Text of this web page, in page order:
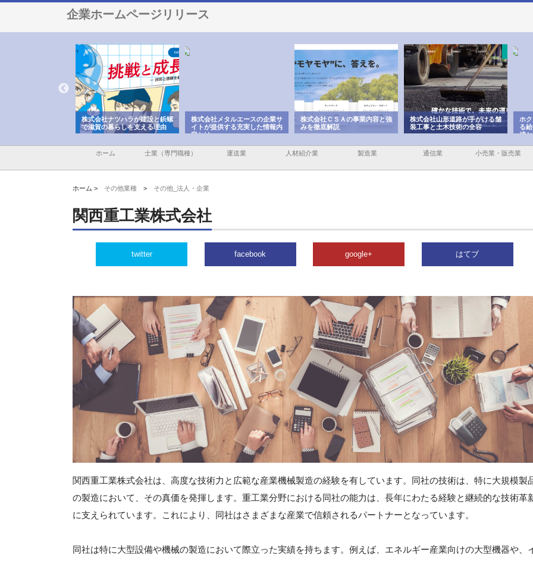
企業ホームページリリース
株式会社ナツハラが建設と鋲螺
で滋賀の暮らしを支える理由
株式会社メタルエースの企業サ
イトが提供する充実した情報内
容とは
株式会社ＣＳＡの事業内容と強
みを徹底解説
株式会社山形道路が手がける舗
装工事と土木技術の全容
ホ
る
績
ホーム 士業（専門職種） 運送業 人材紹介業 製造業 通信業 小売業・販売業
ホーム > その他業種 > その他_法人・企業
関西重工業株式会社
twitter facebook google+ はてブ
関西重工業株式会社は、高度な技術力と広範な産業機械製造の経験を有しています。同社の技術は、特に大規模製
の製造において、その真価を発揮します。重工業分野における同社の能力は、長年にわたる経験と継続的な技術革
に支えられています。これにより、同社はさまざまな産業で信頼されるパートナーとなっています。
同社は特に大型設備や機械の製造において際立った実績を持ちます。例えば、エネルギー産業向けの大型機器や、